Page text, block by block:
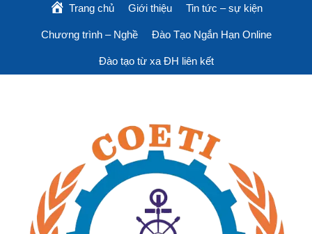
Trang chủ Giới thiệu Tin tức – sự kiện
Chương trình – Nghề Đào Tạo Ngắn Hạn Online
Đào tạo từ xa ĐH liên kết